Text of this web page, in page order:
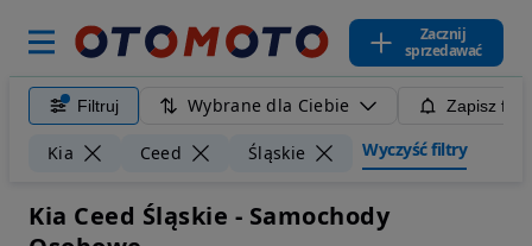
Zacznij
sprzedawać
Filtruj Wybrane dla Ciebie Zapisz
Kia Ceed Śląskie Wyczyść filtry
Kia Ceed Śląskie - Samochody